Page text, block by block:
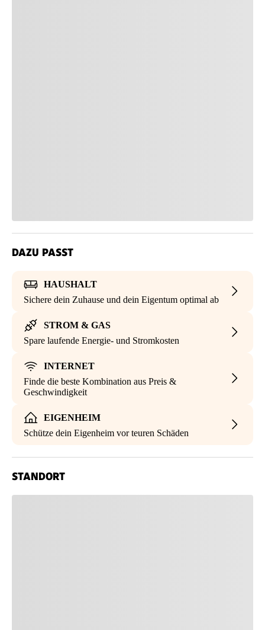
DAZU PASST
HAUSHALT
Sichere dein Zuhause und dein Eigentum optimal ab
STROM & GAS
Spare laufende Energie- und Stromkosten
INTERNET
Finde die beste Kombination aus Preis &
Geschwindigkeit
EIGENHEIM
Schütze dein Eigenheim vor teuren Schäden
STANDORT